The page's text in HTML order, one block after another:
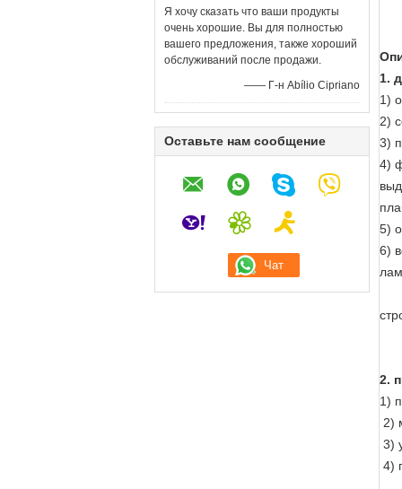
Я хочу сказать что ваши продукты
очень хорошие. Вы для полностью
вашего предложения, также хороший
обслуживаний после продажи.
—— Г-н Abílio Cipriano
Оставьте нам сообщение
1.
1)
2)
3)
4)
5)
6)
2.
1)
2)
3)
4)